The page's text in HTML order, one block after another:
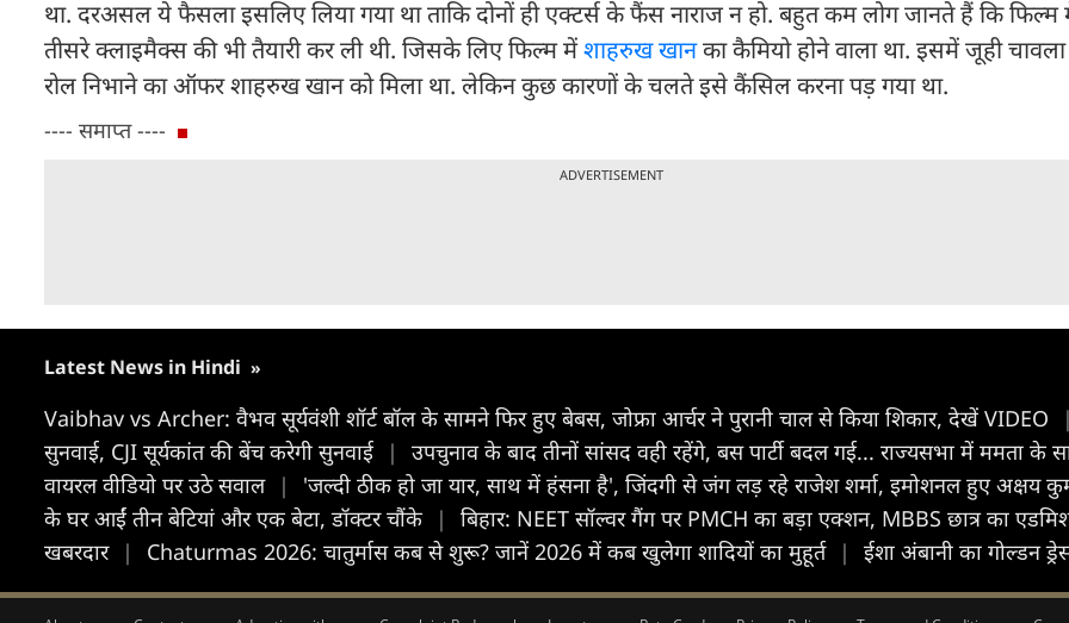
था. दरअसल ये फैसला इसलिए लिया गया था ताकि दोनों ही एक्टर्स के फैंस नाराज न हो. बहुत कम लोग जानते हैं कि फिल्म
तीसरे क्लाइमैक्स की भी तैयारी कर ली थी. जिसके लिए फिल्म मेंशाहरुख खानका कैमियो होने वाला था. इसमें जूही चावला
रोल निभाने का ऑफर शाहरुख खान को मिला था. लेकिन कुछ कारणों के चलते इसे कैंसिल करना पड़ गया था.
---- समाप्त ----
ADVERTISEMENT
Latest News in Hindi »
Vaibhav vs Archer: वैभव सूर्यवंशी शॉर्ट बॉल के सामने फिर हुए बेबस, जोफ्रा आर्चर ने पुरानी चाल से किया शिकार, देखें VIDEO |
सुनवाई, CJI सूर्यकांत की बेंच करेगी सुनवाई
| उपचुनाव के बाद तीनों सांसद वही रहेंगे, बस पार्टी बदल गई... राज्यसभा में ममता के
वायरल वीडियो पर उठे सवाल | 'जल्दी ठीक हो जा यार, साथ में हंसना है', जिंदगी से जंग लड़ रहे राजेश शर्मा, इमोशनल हुए अक्षय
के घर आईं तीन बेटियां और एक बेटा, डॉक्टर चौंके
| बिहार: NEET सॉल्वर गैंग पर PMCH का बड़ा एक्शन, MBBS छात्र का
खबरदार | Chaturmas 2026: चातुर्मास कब से शुरू? जानें 2026 में कब खुलेगा शादियों का मुहूर्त | ईशा अंबानी का गोल्डन